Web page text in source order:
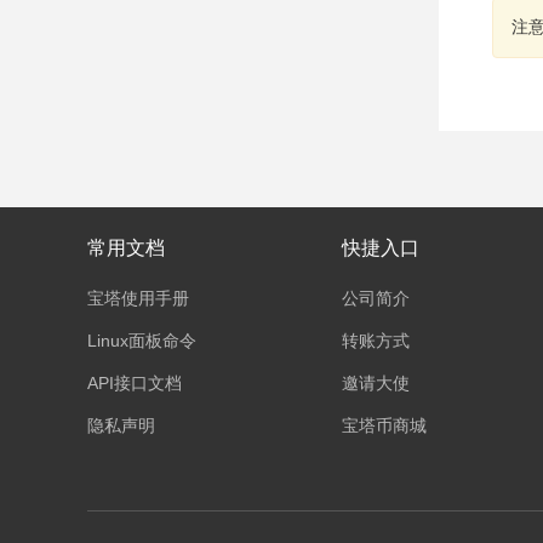
注
常用文档
宝塔使用手册
Linux面板命令
API接口文档
隐私声明
快捷入口
公司简介
转账方式
邀请大使
宝塔币商城